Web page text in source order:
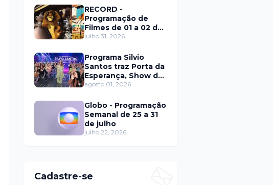
trás de fraude
internacional
RECORD -
Programação de
Filmes de 01 a 02 de
agosto
julho 31, 2026
Programa Silvio
Santos traz Porta da
Esperança, Show de
Calouros e Qual é a
domingo (2)
agosto 01, 2026
Globo - Programação
Semanal de 25 a 31
de julho
julho 22, 2026
Cadastre-se